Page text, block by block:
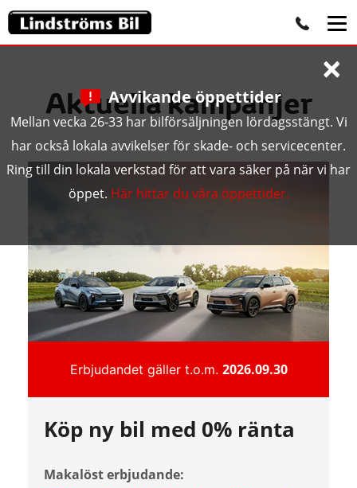
Avvikande öppettider
Mellan vecka 26-33 har bilförsäljningen lördagsstängt. Vi
har också lokala avvikelser för skade- och servicecenter.
Ring till din lokala verkstad för att vara säker på när vi har
öppet. Här hittar du våra öppettider.
×
Aktuella kampanjer
Erbjudandet gäller t.o.m. 2026.09.30
Köp ny bil med 0% ränta
Makalöst erbjudande: